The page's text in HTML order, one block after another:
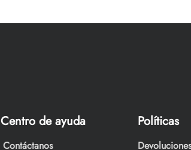
Centro de ayuda
Contáctanos
Políticas